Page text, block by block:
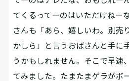
てくるってーのはいただけねー
さんも「あら、嬉しいわ。別売
かしら」と言うおばさんと手に
うかもしれません。そこで早速
てみました。たまたまゲラがボ